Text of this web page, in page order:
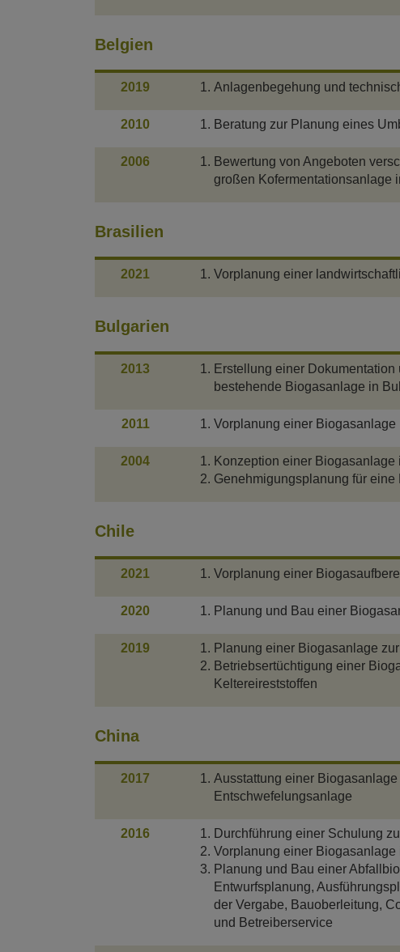
Belgien
2019 Anlagenbegehung und
2010 Beratung zur Planung eines
2006
Bewertung von Angeboten
großen Kofermentationsanlage
Brasilien
2021 Vorplanung einer
Bulgarien
2013
Erstellung einer
bestehende Biogasanlage in
2011 Vorplanung einer Biogasanlage
2004
Konzeption einer Biogasanlage
Genehmigungsplanung für
Chile
2021 Vorplanung einer
2020 Planung und Bau einer
2019
Planung einer Biogasanlage
Betriebsertüchtigung einer
Keltereireststoffen
China
2017
Ausstattung einer
Entschwefelungsanlage
2016
Durchführung einer Schulung
Vorplanung einer Biogasanlage
Planung und Bau einer
Entwurfsplanung,
der Vergabe, Bauoberleitung,
und Betreiberservice